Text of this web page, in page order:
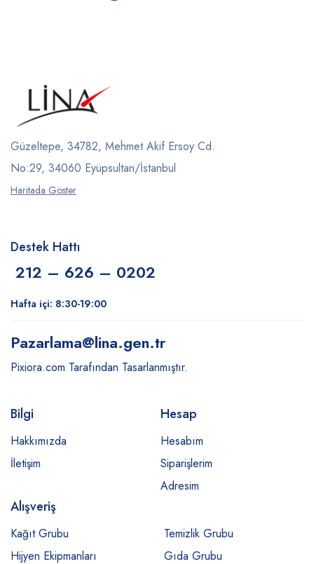
Güzeltepe, 34782, Mehmet Akif Ersoy Cd.
No:29, 34060 Eyüpsultan/İstanbul
Haritada Göster
Destek Hattı
212 – 626 – 0202
Hafta içi: 8:30-19:00
Pazarlama@lina.gen.tr
Pixiora.com Tarafından Tasarlanmıştır.
Bilgi
Hakkımızda
İletişim
Hesap
Hesabım
Siparişlerim
Adresim
Alışveriş
Kağıt Grubu
Temizlik Grubu
Hijyen Ekipmanları
Gıda Grubu